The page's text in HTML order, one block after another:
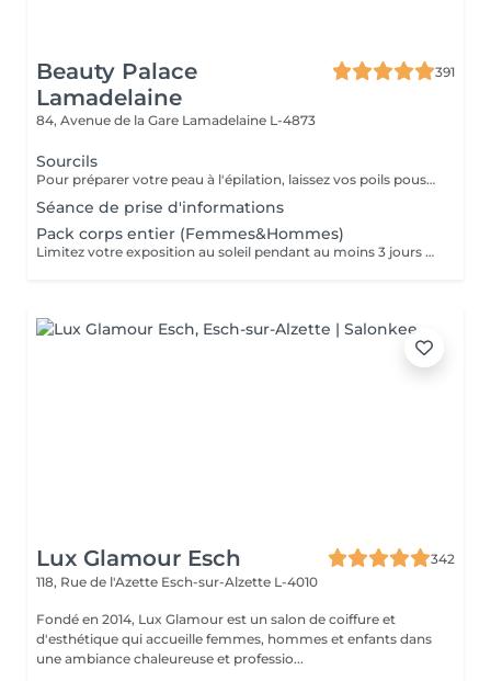
Beauty Palace
Lamadelaine
391
84, Avenue de la Gare Lamadelaine L-4873
Sourcils
Pour préparer votre peau à l'épilation, laissez vos poils pousser pendant au moins deux semaines après le dernier rasage pour assurer une longueur adéquate. Il est également recommandé, mais non indispensable, d'effectuer un gommage doux 24 heures avant la séance pour éliminer les cellules mortes et faciliter l'extraction des poils. Le jour de l'épilation, évitez d'appliquer des crèmes ou des huiles sur la zone concernée afin d'assurer une bonne adhérence de la cire. Enfin, protégez votre peau en évitant l'exposition au soleil ou les séances de bronzage, qui pourraient la rendre plus sensible et irritable.
Séance de prise d'informations
Pack corps entier (Femmes&Hommes)
Limitez votre exposition au soleil pendant au moins 3 jours avant votre séance d'épilation au laser pour protéger votre peau et optimiser les résultats. Rasez la zone à traiter 24 à 48 heures avant la séance. Cette étape permet au laser de cibler efficacement la racine du poil sans brûler les poils en surface. Certaines substances, comme l'isotrétinoïne (à éviter pendant 6 mois), les antibiotiques (à éviter 1 semaine) et les médicaments augmentant la sensibilité à la lumière, peuvent rendre votre peau plus réactive au laser. Assurez-vous d'en parler à votre praticien. Évitez l'utilisation d'auto-bronzants ou de crèmes bronzantes avant le traitement pour garantir une efficacité maximale et une sécurité optimale.
Lux Glamour Esch
342
118, Rue de l'Azette Esch-sur-Alzette L-4010
Fondé en 2014, Lux Glamour est un salon de coiffure et
d'esthétique qui accueille femmes, hommes et enfants dans
une ambiance chaleureuse et professio...